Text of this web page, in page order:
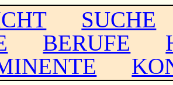
SUCHE
BERUFE